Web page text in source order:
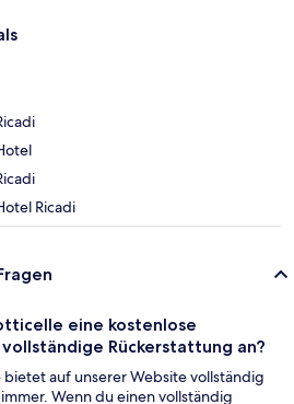
Ricadi
eine kostenlose
Rückerstattung an?
auf unserer Website vollständig
Wenn du einen vollständig